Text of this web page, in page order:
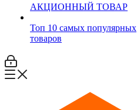
АКЦИОННЫЙ ТОВАР
Топ 10 самых популярных
товаров